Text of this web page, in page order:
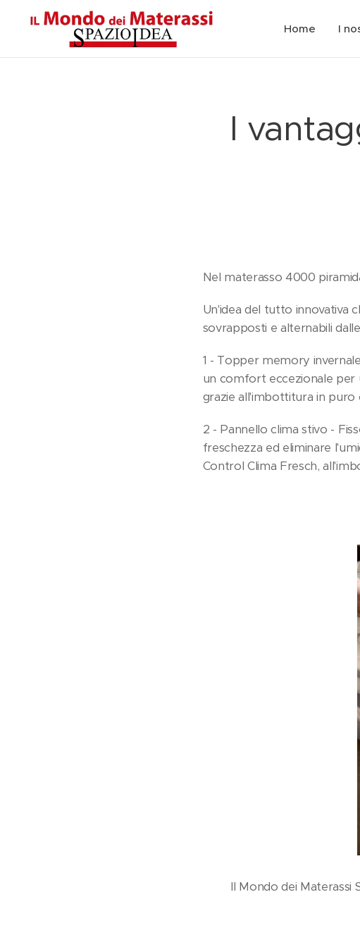
Home I
I
Nel materasso 4000
Un'idea del tutto innovativa
sovrapposti e alternabili
1 - Topper memory
un comfort eccezionale
grazie all'imbottitura in puro
2 - Pannello clima stivo -
freschezza ed eliminare
Control Clima Fresch,
Il Mondo dei Materassi